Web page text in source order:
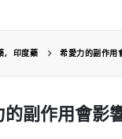
, 印度藥 希愛力的副作用
副作用會影